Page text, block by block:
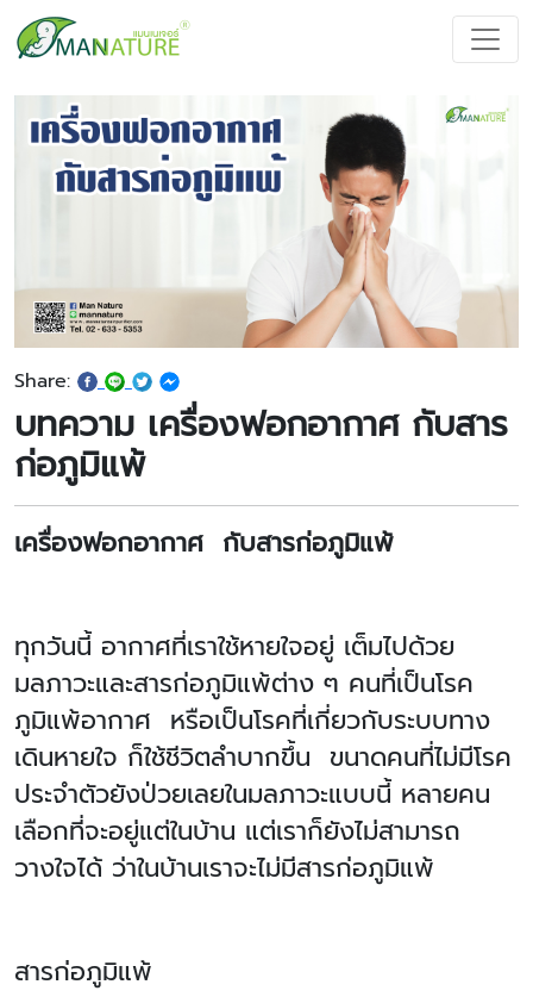
Share:
บทความ เครื่องฟอกอากาศ กับสาร
ก่อภูมิแพ้
เครื่องฟอกอากาศ กับสารก่อภูมิแพ้
ทุกวันนี้ อากาศที่เราใช้หายใจอยู่ เต็มไปด้วย
มลภาวะและสารก่อภูมิแพ้ต่าง ๆ คนที่เป็นโรค
ภูมิแพ้อากาศ หรือเป็นโรคที่เกี่ยวกับระบบทาง
เดินหายใจ ก็ใช้ชีวิตลำบากขึ้น ขนาดคนที่ไม่มีโรค
ประจำตัวยังป่วยเลยในมลภาวะแบบนี้ หลายคน
เลือกที่จะอยู่แต่ในบ้าน แต่เราก็ยังไม่สามารถ
วางใจได้ ว่าในบ้านเราจะไม่มีสารก่อภูมิแพ้
สารก่อภูมิแพ้